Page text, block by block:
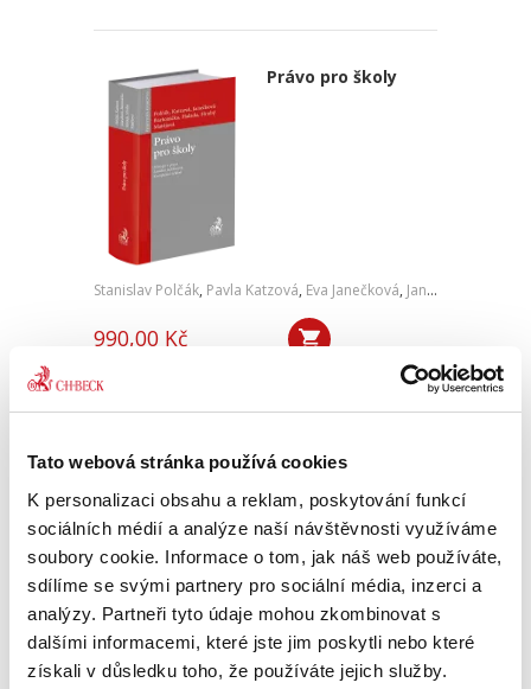
Tato webová stránka používá cookies
K personalizaci obsahu a reklam, poskytování funkcí
sociálních médií a analýze naší návštěvnosti využíváme
soubory cookie. Informace o tom, jak náš web používáte,
sdílíme se svými partnery pro sociální média, inzerci a
analýzy. Partneři tyto údaje mohou zkombinovat s
dalšími informacemi, které jste jim poskytli nebo které
získali v důsledku toho, že používáte jejich služby.
Právo pro školy
Stanislav Polčák, Pavla Katzová, Eva Janečková, Jan Bartonička
990,00 Kč
Regionální školství je v České republice
reprezentováno rozsáhlou sítí mateřských,
přesahující počtem deset tisíc subjektů.
Autorský kolektiv pod...
Vybrané kapitoly
pracovního práva. S
příklady a
judikaturou